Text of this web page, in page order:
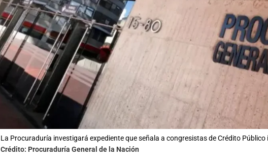
La Procuraduría investigará expediente que señala a congresistas de Crédito
Crédito: Procuraduría General de la Nación